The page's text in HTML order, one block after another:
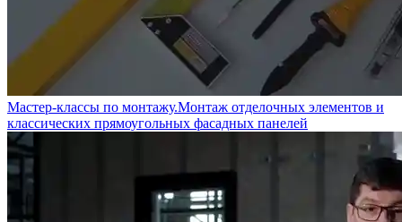
Мастер-классы по монтажу.Монтаж отделочных элементов и
классических прямоугольных фасадных панелей